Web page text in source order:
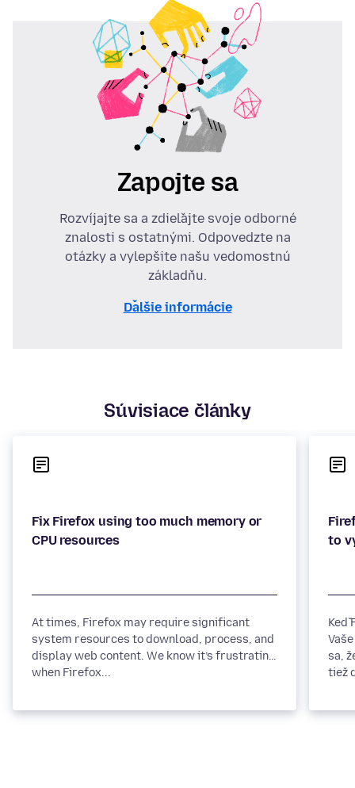
Zapojte sa
Rozvíjajte sa a zdieľajte svoje odborné
znalosti s ostatnými. Odpovedzte na
otázky a vylepšite našu vedomostnú
základňu.
Ďalšie informácie
Súvisiace články
Fix Firefox using too much memory or
CPU resources
At times, Firefox may require significant
system resources to download, process, and
display web content. We know it’s frustrating
when Firefox...
Keď
sa,
tiež